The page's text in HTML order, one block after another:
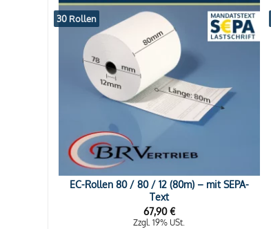
30 Rollen
EC-Rollen 80 / 80 / 12 (80m) – mit SEPA-
Text
67,90€
Zzgl. 19% USt.